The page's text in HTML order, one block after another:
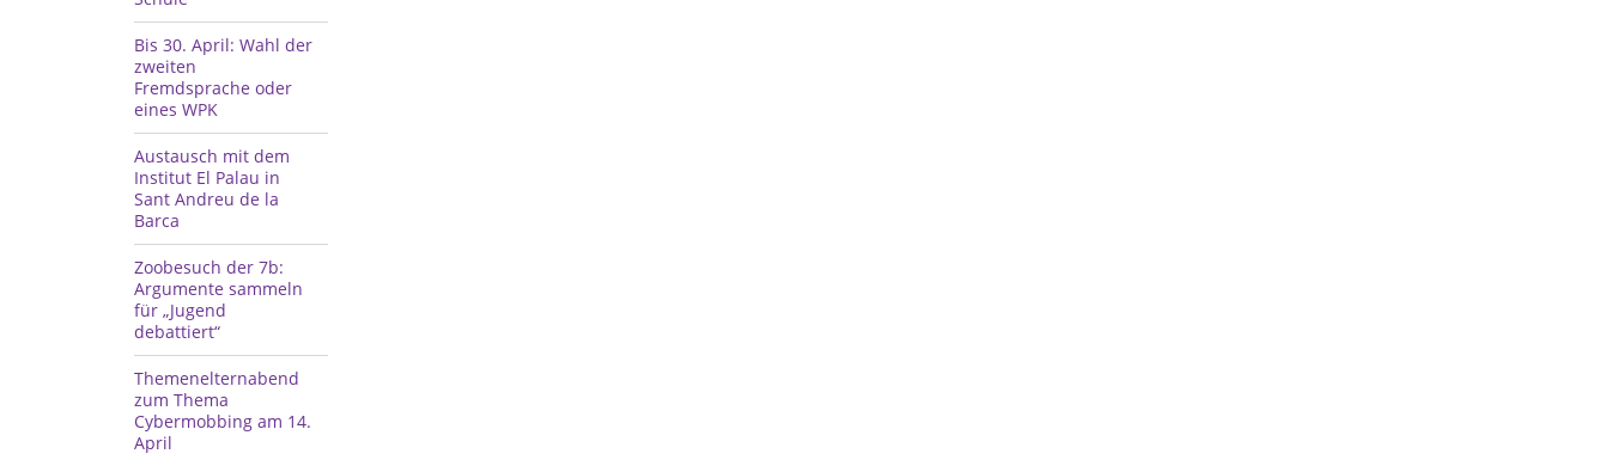
Bis 30. April: Wahl der
zweiten
Fremdsprache oder
eines WPK
Austausch mit dem
Institut El Palau in
Sant Andreu de la
Barca
Zoobesuch der 7b:
Argumente sammeln
für „Jugend
debattiert“
Themenelternabend
zum Thema
Cybermobbing am 14.
April